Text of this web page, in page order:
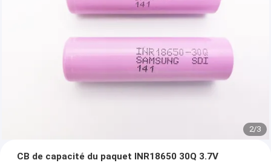
2/3
CB de capacité du paquet INR18650 30Q 3.7V